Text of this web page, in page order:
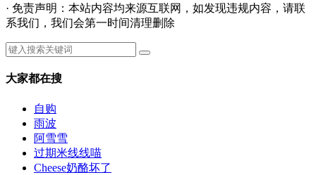
· 免责声明：本站内容均来源互联网，如发现违规内容，请联
系我们，我们会第一时间清理删除
大家都在搜
自购
雨波
阿雪雪
过期米线线喵
Cheese奶酪坏了